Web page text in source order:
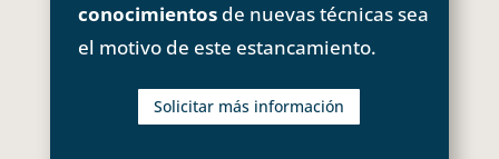
conocimientosde nuevas técnicas sea
el motivo de este estancamiento.
Solicitar más información